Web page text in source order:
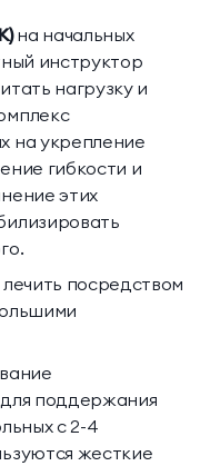
на начальных
инструктор
нагрузку и
на укрепление
гибкости и
этих
посредством
поддержания
с 2-4
жесткие